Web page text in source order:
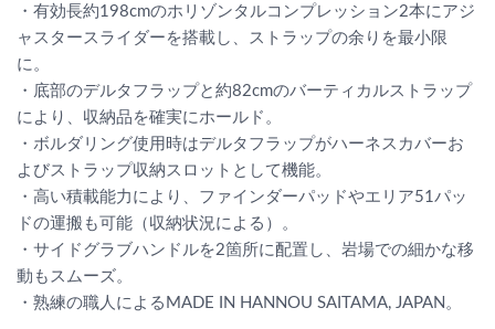
・有効長約198cmのホリゾンタルコンプレッション2本にアジ
ャスタースライダーを搭載し、ストラップの余りを最小限
に。
・底部のデルタフラップと約82cmのバーティカルストラップ
により、収納品を確実にホールド。
・ボルダリング使用時はデルタフラップがハーネスカバーお
よびストラップ収納スロットとして機能。
・高い積載能力により、ファインダーパッドやエリア51パッ
ドの運搬も可能（収納状況による）。
・サイドグラブハンドルを2箇所に配置し、岩場での細かな移
動もスムーズ。
・熟練の職人によるMADE IN HANNOU SAITAMA, JAPAN。